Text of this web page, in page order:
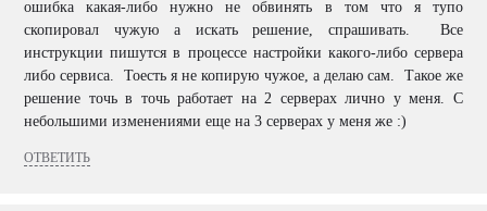
ошибка какая-либо нужно не обвинять в том что я тупо
скопировал чужую а искать решение, спрашивать. Все
инструкции пишутся в процессе настройки какого-либо сервера
либо сервиса. Тоесть я не копирую чужое, а делаю сам. Такое же
решение точь в точь работает на 2 серверах лично у меня. С
небольшими изменениями еще на 3 серверах у меня же :)
ОТВЕТИТЬ